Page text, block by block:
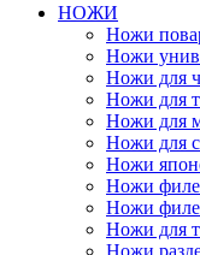
НОЖИ
Ножи
Ножи
Ножи для
Ножи для
Ножи для
Ножи для
Ножи
Ножи
Ножи
Ножи для
Ножи